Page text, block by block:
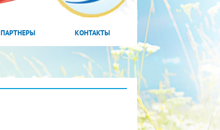
ПАРТНЕРЫ КОНТАКТЫ